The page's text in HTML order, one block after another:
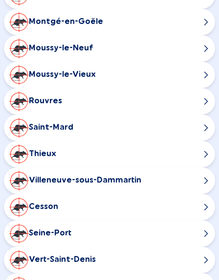
Montgé-en-Goële
Moussy-le-Neuf
Moussy-le-Vieux
Rouvres
Saint-Mard
Thieux
Villeneuve-sous-Dammartin
Cesson
Seine-Port
Vert-Saint-Denis